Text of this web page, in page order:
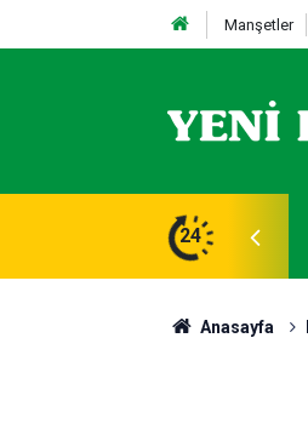
Manşetler
24
Vefat Edenler
Anasayfa